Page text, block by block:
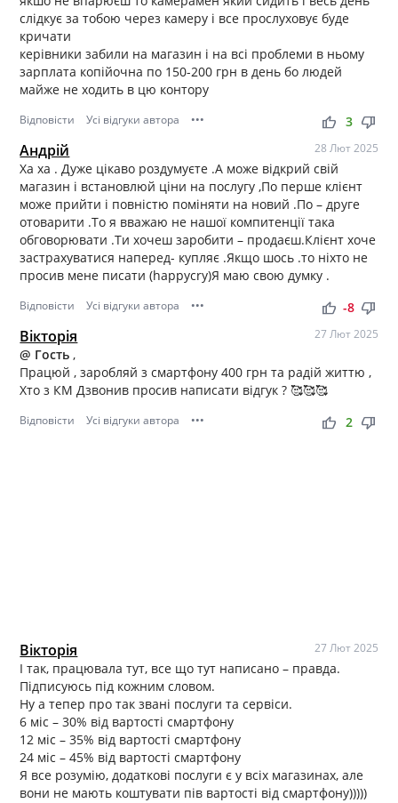
слідкує за тобою через камеру і все прослуховує буде
кричати
керівники забили на магазин і на всі проблеми в ньому
зарплата копійочна по 150-200 грн в день бо людей
майже не ходить в цю контору
Відповісти Усі відгуки автора ••• thumb_up thumb_down
3
Андрій 28 Лют 2025
Ха ха . Дуже цікаво роздумуєте .А може відкрий свій
магазин і встановлюй ціни на послугу ,По перше клієнт
може прийти і повністю поміняти на новий .По – друге
отоварити .То я вважаю не нашої компитенції така
обговорювати .Ти хочеш заробити – продаєш.Клієнт хоче
застрахуватися наперед- купляє .Якщо шось .то ніхто не
просив мене писати (happycry)Я маю свою думку .
Відповісти Усі відгуки автора ••• thumb_up thumb_down
-8
Вікторія 27 Лют 2025
@ Гость,
Працюй , заробляй з смартфону 400 грн та радій життю ,
Хто з КМ Дзвонив просив написати відгук ? 🥰🥰🥰
Відповісти Усі відгуки автора ••• thumb_up thumb_down
2
Вікторія 27 Лют 2025
І так, працювала тут, все що тут написано – правда.
Підписуюсь під кожним словом.
Ну а тепер про так звані послуги та сервіси.
6 міс – 30% від вартості смартфону
12 міс – 35% від вартості смартфону
24 міс – 45% від вартості смартфону
Я все розумію, додаткові послуги є у всіх магазинах, але
вони не мають коштувати пів вартості від смартфону)))))